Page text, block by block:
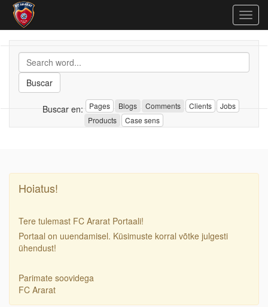
Buscar
Buscar en: Pages Blogs Comments Clients
Jobs
Products
Case sens
Hoiatus!
Tere tulemast FC Ararat Portaali!
Portaal on uuendamisel. Küsimuste korral võtke julgesti
ühendust!
Parimate soovidega
FC Ararat